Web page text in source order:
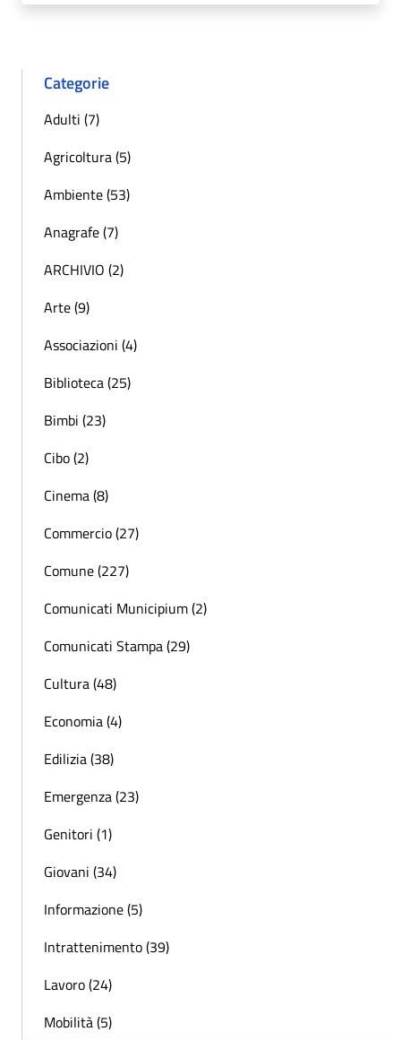
Categorie
Adulti (7)
Agricoltura (5)
Ambiente (53)
Anagrafe (7)
ARCHIVIO (2)
Arte (9)
Associazioni (4)
Biblioteca (25)
Bimbi (23)
Cibo (2)
Cinema (8)
Commercio (27)
Comune (227)
Comunicati Municipium (2)
Comunicati Stampa (29)
Cultura (48)
Economia (4)
Edilizia (38)
Emergenza (23)
Genitori (1)
Giovani (34)
Informazione (5)
Intrattenimento (39)
Lavoro (24)
Mobilità (5)